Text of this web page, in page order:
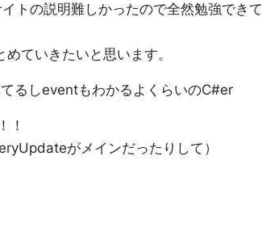
トの説明難しかったので全然勉強できて
ていきたいと思います。
るしeventもわかるよくらいのC#er
！
がメインだったりして）